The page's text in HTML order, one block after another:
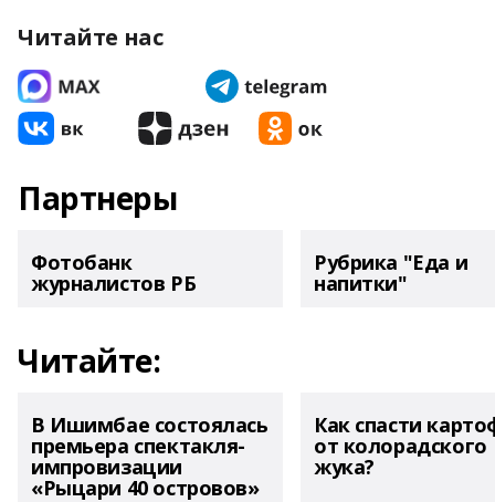
Читайте нас
Партнеры
Фотобанк
журналистов РБ
Рубрика "Еда и
напитки"
Читайте:
В Ишимбае состоялась
премьера спектакля-
импровизации
«Рыцари 40 островов»
Как спасти
от колорадского
жука?